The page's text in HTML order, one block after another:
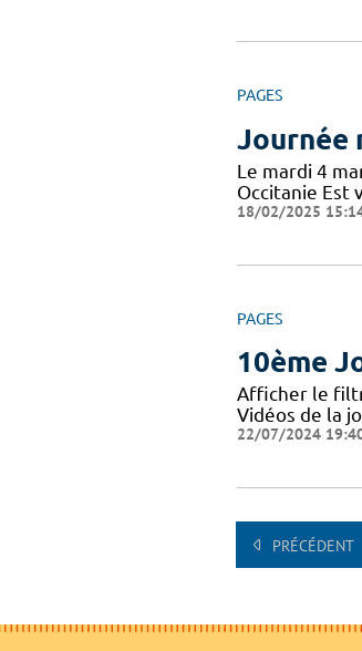
PAGES
Journée
Le mardi 4
Occitanie Est
18/02/2025
PAGES
10ème
Afficher le
Vidéos de la
22/07/2024
PRÉCÉDENT